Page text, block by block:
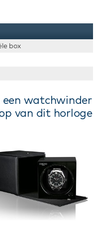
box
watchwinder
van dit horloge